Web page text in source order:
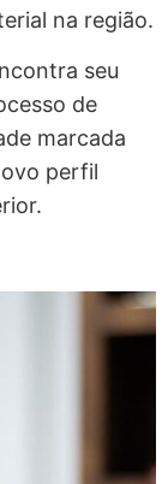
na região.
seu
de
marcada
perfil